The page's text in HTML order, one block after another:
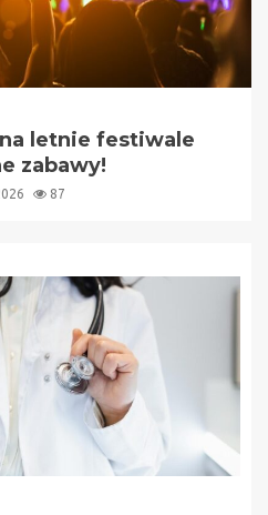
letnie festiwale
zabawy!
87